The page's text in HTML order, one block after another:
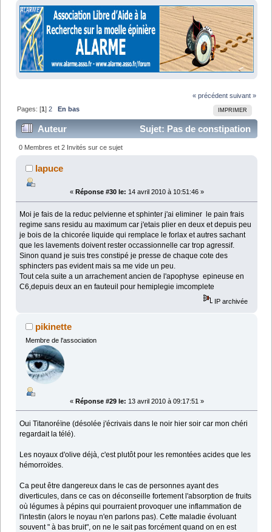
« précédent suivant »
IMPRIMER
Pages: [1]2 En bas
Auteur
Sujet: Pas de constipation
mais pb d'exonération (Lu 34035 fois)
0 Membres et 2 Invités sur ce sujet
lapuce
« Réponse #30 le: 14 avril 2010 à 10:51:46 »
Moi je fais de la reduc pelvienne et sphinter j'ai eliminer le pain frais
regime sans residu au maximum car j'etais plier en deux et depuis peu
je bois de la chicorée liquide qui remplace le forlax et autres sachant
que les lavements doivent rester occassionnelle car trop agressif.
Sinon quand je suis tres constipé je presse de chaque cote des
sphincters pas evident mais sa me vide un peu.
Tout cela suite a un arrachement ancien de l'apophyse epineuse en
C6,depuis deux an en fauteuil pour hemiplegie imcomplete
IP archivée
pikinette
Membre de l'association
« Réponse #29 le: 13 avril 2010 à 09:17:51 »
Oui Titanoréïne (désolée j'écrivais dans le noir hier soir car mon chéri
regardait la télé).
Les noyaux d'olive déjà, c'est plutôt pour les remontées acides que les
hémorroïdes.
Ca peut être dangereux dans le cas de personnes ayant des
diverticules, dans ce cas on déconseille fortement l'absorption de fruits
où légumes à pépins qui pourraient provoquer une inflammation de
l'intestin (alors le noyau n'en parlons pas). Cette maladie évoluant
souvent " à bas bruit", on ne le sait pas forcément quand on en est